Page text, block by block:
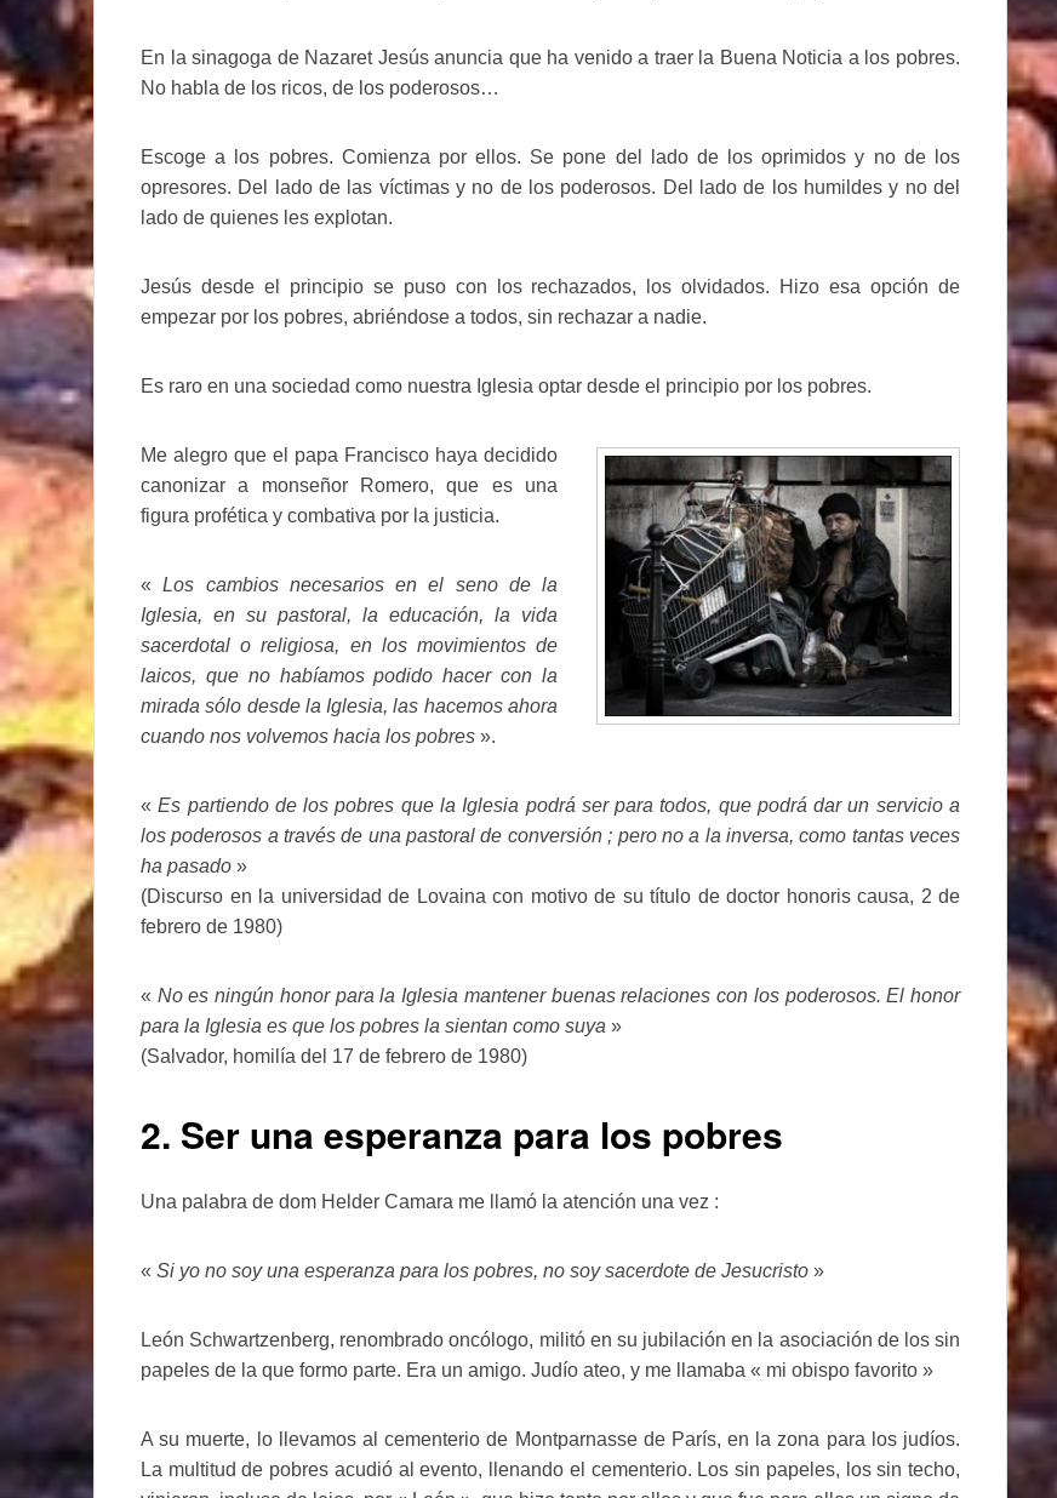
En la sinagoga de Nazaret Jesús anuncia que ha venido a traer la Buena Noticia a los pobres.
No habla de los ricos, de los poderosos…
Escoge a los pobres. Comienza por ellos. Se pone del lado de los oprimidos y no de los
opresores. Del lado de las víctimas y no de los poderosos. Del lado de los humildes y no del
lado de quienes les explotan.
Jesús desde el principio se puso con los rechazados, los olvidados. Hizo esa opción de
empezar por los pobres, abriéndose a todos, sin rechazar a nadie.
Es raro en una sociedad como nuestra Iglesia optar desde el principio por los pobres.
Me alegro que el papa Francisco haya decidido
canonizar a monseñor Romero, que es una
figura profética y combativa por la justicia.
«Los cambios necesarios en el seno de la
Iglesia, en su pastoral, la educación, la vida
sacerdotal o religiosa, en los movimientos de
laicos, que no habíamos podido hacer con la
mirada sólo desde la Iglesia, las hacemos ahora
cuando nos volvemos hacia los pobres ».
«Es partiendo de los pobres que la Iglesia podrá ser para todos, que podrá dar un servicio a
los poderosos a través de una pastoral de conversión ; pero no a la inversa, como tantas veces
ha pasado »
(Discurso en la universidad de Lovaina con motivo de su título de doctor honoris causa, 2 de
febrero de 1980)
« No es ningún honor para la Iglesia mantener buenas relaciones con los poderosos. El honor
para la Iglesia es que los pobres la sientan como suya »
(Salvador, homilía del 17 de febrero de 1980)
2. Ser una esperanza para los pobres
Una palabra de dom Helder Camara me llamó la atención una vez :
« Si yo no soy una esperanza para los pobres, no soy sacerdote de Jesucristo »
León Schwartzenberg, renombrado oncólogo, militó en su jubilación en la asociación de los sin
papeles de la que formo parte. Era un amigo. Judío ateo, y me llamaba « mi obispo favorito »
A su muerte, lo llevamos al cementerio de Montparnasse de París, en la zona para los judíos.
La multitud de pobres acudió al evento, llenando el cementerio. Los sin papeles, los sin techo,